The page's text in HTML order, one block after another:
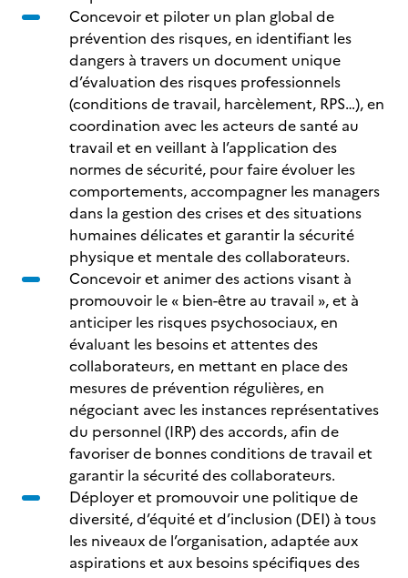
Concevoir et piloter un plan global de
prévention des risques, en identifiant les
dangers à travers un document unique
d’évaluation des risques professionnels
(conditions de travail, harcèlement, RPS…), en
coordination avec les acteurs de santé au
travail et en veillant à l’application des
normes de sécurité, pour faire évoluer les
comportements, accompagner les managers
dans la gestion des crises et des situations
humaines délicates et garantir la sécurité
physique et mentale des collaborateurs.
Concevoir et animer des actions visant à
promouvoir le « bien-être au travail », et à
anticiper les risques psychosociaux, en
évaluant les besoins et attentes des
collaborateurs, en mettant en place des
mesures de prévention régulières, en
négociant avec les instances représentatives
du personnel (IRP) des accords, afin de
favoriser de bonnes conditions de travail et
garantir la sécurité des collaborateurs.
Déployer et promouvoir une politique de
diversité, d’équité et d’inclusion (DEI) à tous
les niveaux de l’organisation, adaptée aux
aspirations et aux besoins spécifiques des